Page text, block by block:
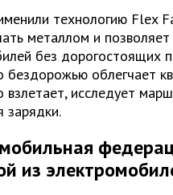
технологию Flex
металлом и
без дорогостоящих
бездорожью облегчает
взлетает, исследует
зарядки.
из